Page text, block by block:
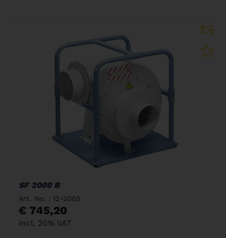
SF 2000 B
Art. No. : 12-2005
€ 745,20
incl. 20% VAT